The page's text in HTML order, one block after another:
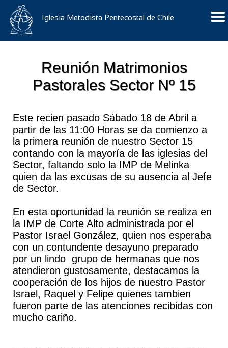
Iglesia Metodista Pentecostal de Chile
Reunión Matrimonios
Pastorales Sector Nº 15
Este recien pasado Sábado 18 de Abril a
partir de las 11:00 Horas se da comienzo a
la primera reunión de nuestro Sector 15
contando con la mayoría de las iglesias del
Sector, faltando solo la IMP de Melinka
quien da las excusas de su ausencia al Jefe
de Sector.
En esta oportunidad la reunión se realiza en
la IMP de Corte Alto administrada por el
Pastor Israel González, quien nos esperaba
con un contundente desayuno preparado
por un lindo grupo de hermanas que nos
atendieron gustosamente, destacamos la
cooperación de los hijos de nuestro Pastor
Israel, Raquel y Felipe quienes tambien
fueron parte de las atenciones recibidas con
mucho cariño.